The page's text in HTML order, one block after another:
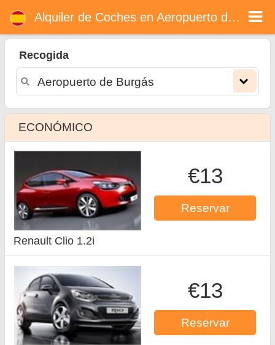
Alquiler de Coches en Aeropuerto de Burgás
Recogida
ECONÓMICO
€13
Reservar
Renault Clio 1.2i
€13
Reservar